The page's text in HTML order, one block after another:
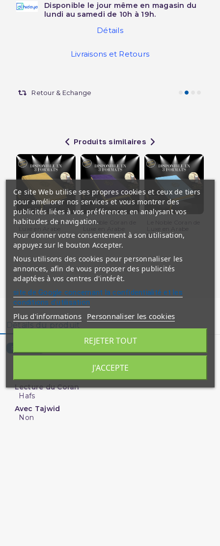
Disponible le jour même en magasin du
lundi au samedi de 10h à 19h.
Détails
Livraisons et Retours
Retour & Echange
Produits similaires
Le Noble Coran de
Hafs...
Le Noble Coran de
Hafs...
Hafs...
Détails du produit
Référence
Lecture du Coran
Hafs
Avec Tajwid
Non
Ce site Web utilise ses propres cookies et ceux de tiers
pour améliorer nos services et vous montrer des
publicités liées à vos préférences en analysant vos
habitudes de navigation.
Pour donner votre consentement à son utilisation,
appuyez sur le bouton Accepter.
Nous utilisons des cookies pour personnaliser les
annonces, afin de vous proposer des publicités
adaptées à vos centres d'intérêt.
site de Google concernant la confidentialité et les
conditions d'utilisation
Plus d'informations Personnaliser les cookies
REJETER TOUT
J'ACCEPTE